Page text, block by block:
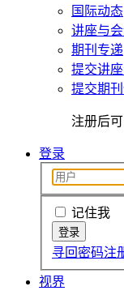
国际动态
讲座与
期刊专递
提交讲
提交期
注册后
登录
记住我
寻回密码注
视界